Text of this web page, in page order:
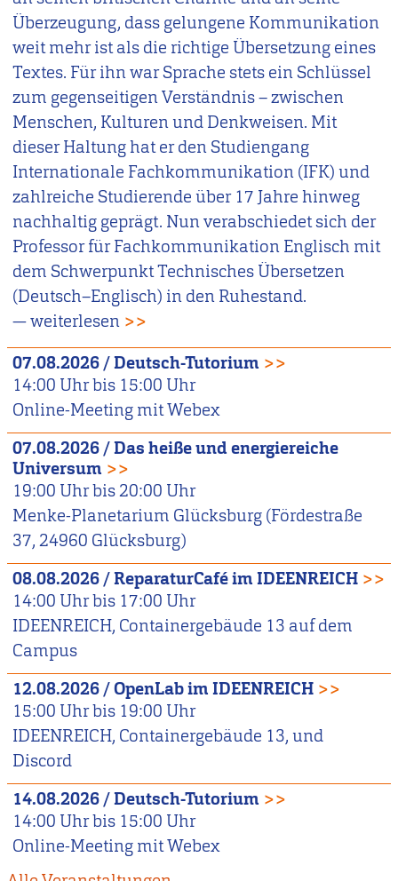
Überzeugung, dass gelungene Kommunikation
weit mehr ist als die richtige Übersetzung eines
Textes. Für ihn war Sprache stets ein Schlüssel
zum gegenseitigen Verständnis – zwischen
Menschen, Kulturen und Denkweisen. Mit
dieser Haltung hat er den Studiengang
Internationale Fachkommunikation (IFK) und
zahlreiche Studierende über 17 Jahre hinweg
nachhaltig geprägt. Nun verabschiedet sich der
Professor für Fachkommunikation Englisch mit
dem Schwerpunkt Technisches Übersetzen
(Deutsch–Englisch) in den Ruhestand.
— weiterlesen >>
07.08.2026/Deutsch-Tutorium >>
14:00 Uhr bis 15:00 Uhr
Online-Meeting mit Webex
07.08.2026/Das heiße und energiereiche
Universum >>
19:00 Uhr bis20:00 Uhr
Menke-Planetarium Glücksburg (Fördestraße
37, 24960 Glücksburg)
08.08.2026/ReparaturCafé im IDEENREICH >>
14:00 Uhr bis 17:00 Uhr
IDEENREICH, Containergebäude 13 auf dem
Campus
12.08.2026/OpenLab im IDEENREICH >>
15:00 Uhr bis 19:00 Uhr
IDEENREICH, Containergebäude 13, und
Discord
14.08.2026/Deutsch-Tutorium >>
14:00 Uhr bis 15:00 Uhr
Online-Meeting mit Webex